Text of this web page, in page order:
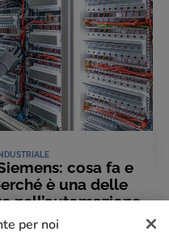
cosa fa e
è una delle
nell’automazione
2025per noi